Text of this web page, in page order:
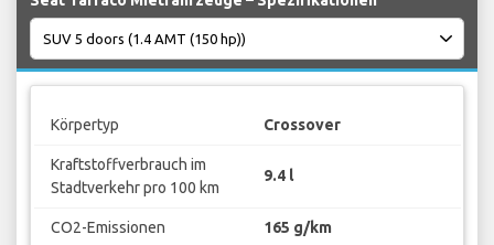
Körpertyp Crossover
Kraftstoffverbrauch im
Stadtverkehr pro 100 km
9.4 l
CO2-Emissionen 165 g/km